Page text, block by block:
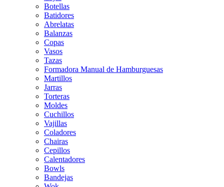
Botellas
Batidores
Abrelatas
Balanzas
Copas
Vasos
Tazas
Formadora Manual de Hamburguesas
Martillos
Jarras
Torteras
Moldes
Cuchillos
Vajillas
Coladores
Chairas
Cepillos
Calentadores
Bowls
Bandejas